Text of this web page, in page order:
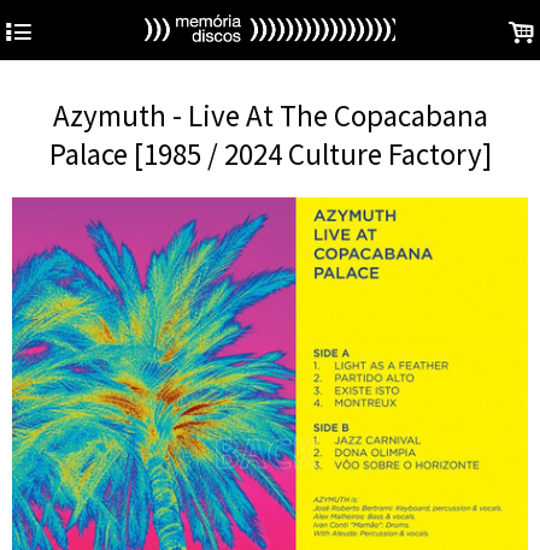
4 .
Azymuth - Live At The Copacabana
Palace [1985 / 2024 Culture Factory]